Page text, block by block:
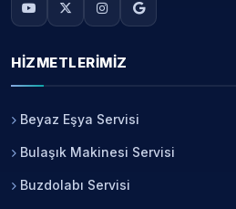
HIZMETLERIMIZ
Beyaz Eşya Servisi
Bulaşık Makinesi Servisi
Buzdolabı Servisi